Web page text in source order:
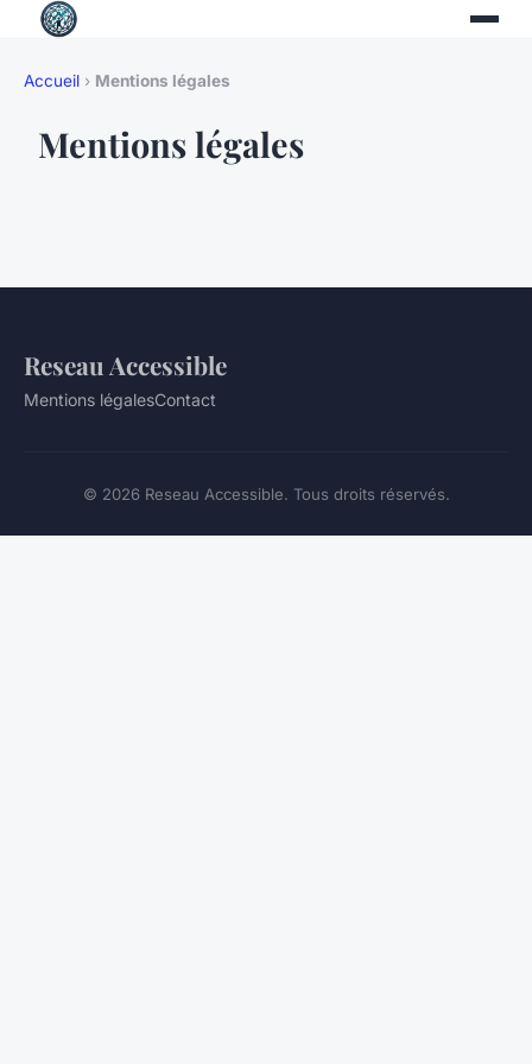
Accueil › Mentions légales
Mentions légales
Reseau Accessible
Mentions légalesContact
© 2026 Reseau Accessible. Tous droits réservés.